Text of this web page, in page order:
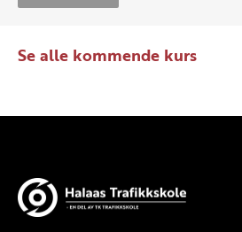
Se alle kommende kurs